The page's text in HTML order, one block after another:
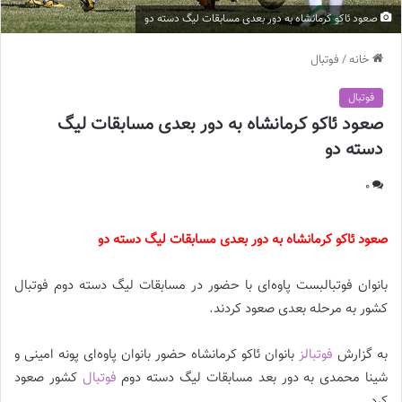
صعود ئاکو کرمانشاه به دور بعدی مسابقات لیگ دسته دو
خانه/ فوتبال
فوتبال
صعود ئاکو کرمانشاه به دور بعدی مسابقات لیگ
دسته دو
0
صعود ئاکو کرمانشاه به دور بعدی مسابقات لیگ دسته دو
بانوان فوتبالبست پاو‌ه‌ای با حضور در مسابقات لیگ دسته دوم فوتبال
کشور به مرحله بعدی صعود کردند.
به گزارش فوتبالز بانوان ئاکو کرمانشاه حضور بانوان پاوه‌ای پونه امینی و
شینا محمدی به دور بعد مسابقات لیگ دسته دوم فوتبال كشور صعود